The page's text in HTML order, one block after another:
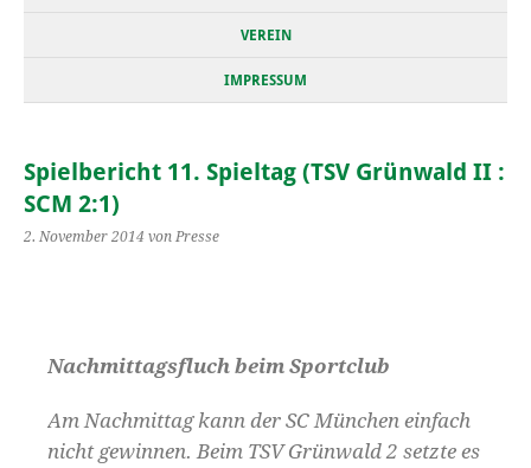
VEREIN
IMPRESSUM
Spielbericht 11. Spieltag (TSV Grünwald II :
SCM 2:1)
2. November 2014 von Presse
Nachmittagsfluch beim Sportclub
Am Nachmittag kann der SC München einfach
nicht gewinnen. Beim TSV Grünwald 2 setzte es